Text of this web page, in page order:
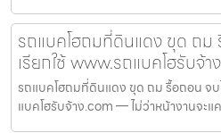
รถแบคโฮถมที่ดินแดง ขุด ถม
เรียกใช้ www.รถแบคโฮรับจ้า
รถแบคโฮถมที่ดินแดง ขุด ถม รื้อถอน จบ
แบคโฮรับจ้าง.com — ไม่ว่าหน้างานจะ